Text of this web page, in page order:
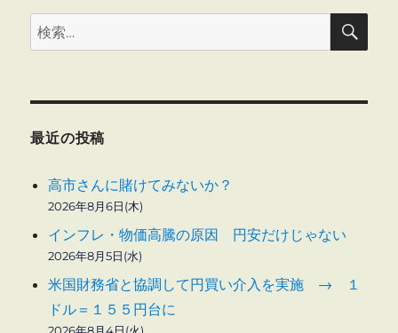
検
索:
検
最近の投稿
高市さんに賭けてみないか？
2026年8月6日(木)
インフレ・物価高騰の原因 円安だけじゃない
2026年8月5日(水)
米国財務省と協調して円買い介入を実施 → １
ドル＝１５５円台に